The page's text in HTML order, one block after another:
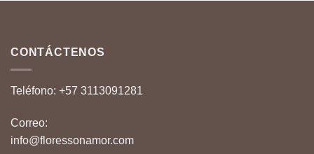
CONTÁCTENOS
Teléfono: +57 3113091281
Correo:
info@floressonamor.com